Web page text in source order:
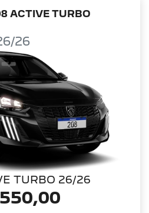
ACTIVE TURBO
26
TURBO 26/26